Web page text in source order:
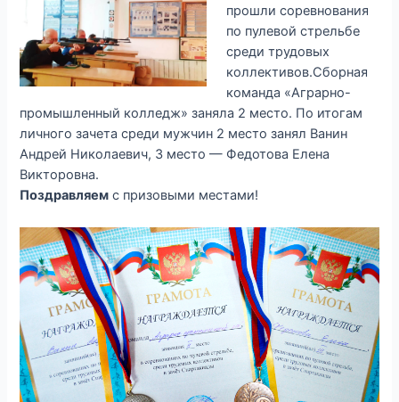
прошли соревнования
по пулевой стрельбе
среди трудовых
коллективов.Сборная
команда «Аграрно-
промышленный колледж» заняла 2 место. По итогам
личного зачета среди мужчин 2 место занял Ванин
Андрей Николаевич, 3 место — Федотова Елена
Викторовна.
Поздравляем с призовыми местами!